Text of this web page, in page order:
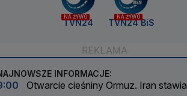
NA ŻYWO
TVN24
NA ŻYWO
TVN24 BiS
INFORMACJE:
Otwarcie cieśniny Ormuz. Iran stawia